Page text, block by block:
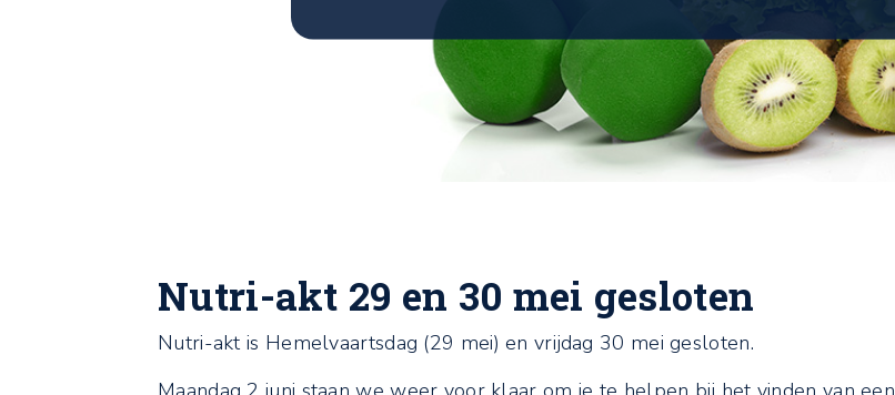
Nutri-akt 29 en 30 mei gesloten
Nutri-akt is Hemelvaartsdag (29 mei) en vrijdag 30 mei gesloten.